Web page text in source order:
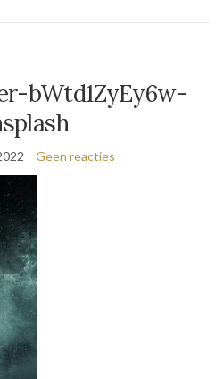
bWtd1ZyEy6w-
Geen reacties